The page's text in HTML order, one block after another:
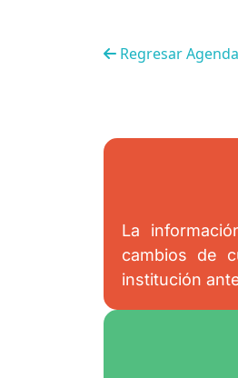
Regresar Agenda
La
cambios de
institución